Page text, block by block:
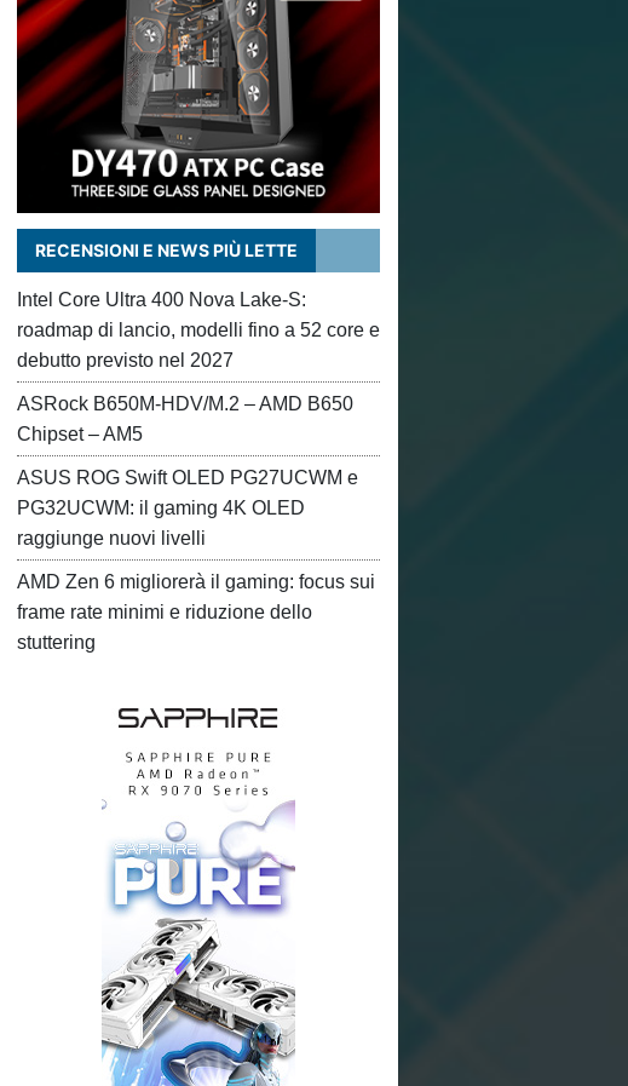
RECENSIONI E NEWS PIÙ LETTE
Intel Core Ultra 400 Nova Lake-S:
roadmap di lancio, modelli fino a 52 core e
debutto previsto nel 2027
ASRock B650M-HDV/M.2 – AMD B650
Chipset – AM5
ASUS ROG Swift OLED PG27UCWM e
PG32UCWM: il gaming 4K OLED
raggiunge nuovi livelli
AMD Zen 6 migliorerà il gaming: focus sui
frame rate minimi e riduzione dello
stuttering